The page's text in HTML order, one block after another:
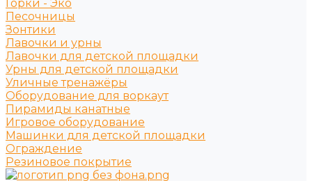
Горки - Эко
Песочницы
Зонтики
Лавочки и урны
Лавочки для детской площадки
Урны для детской площадки
Уличные тренажёры
Оборудование для воркаут
Пирамиды канатные
Игровое оборудование
Машинки для детской площадки
Ограждение
Резиновое покрытие